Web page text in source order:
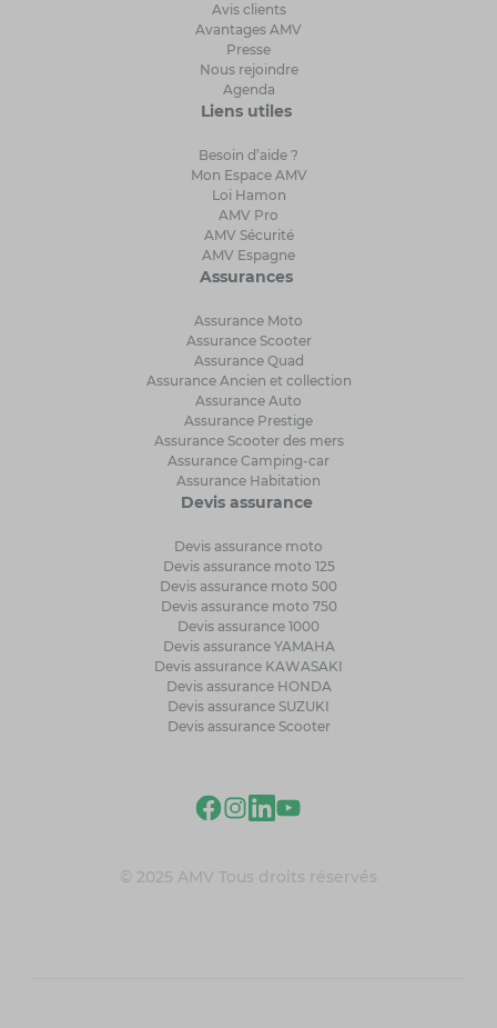
Avis clients
Avantages AMV
Presse
Nous rejoindre
Agenda
Liens utiles
Besoin d’aide ?
Mon Espace AMV
Loi Hamon
AMV Pro
AMV Sécurité
AMV Espagne
Assurances
Assurance Moto
Assurance Scooter
Assurance Quad
Assurance Ancien et collection
Assurance Auto
Assurance Prestige
Assurance Scooter des mers
Assurance Camping-car
Assurance Habitation
Devis assurance
Devis assurance moto
Devis assurance moto 125
Devis assurance moto 500
Devis assurance moto 750
Devis assurance 1000
Devis assurance YAMAHA
Devis assurance KAWASAKI
Devis assurance HONDA
Devis assurance SUZUKI
Devis assurance Scooter
© 2025 AMV Tous droits réservés